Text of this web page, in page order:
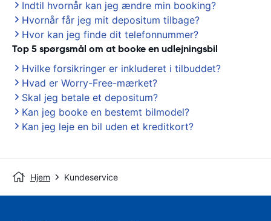
Indtil hvornår kan jeg ændre min booking?
Hvornår får jeg mit depositum tilbage?
Hvor kan jeg finde dit telefonnummer?
Top 5 spørgsmål om at booke en udlejningsbil
Hvilke forsikringer er inkluderet i tilbuddet?
Hvad er Worry-Free-mærket?
Skal jeg betale et depositum?
Kan jeg booke en bestemt bilmodel?
Kan jeg leje en bil uden et kreditkort?
Hjem Kundeservice